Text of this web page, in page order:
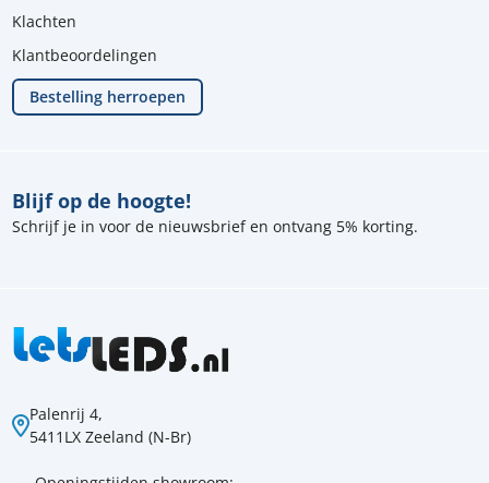
Palenrij 4,
5411LX Zeeland (N-Br)
Blijf op de hoogte!
Schrijf je in voor de nieuwsbrief en ontvang 5% korting.
Klachten
Klantbeoordelingen
Bestelling herroepen